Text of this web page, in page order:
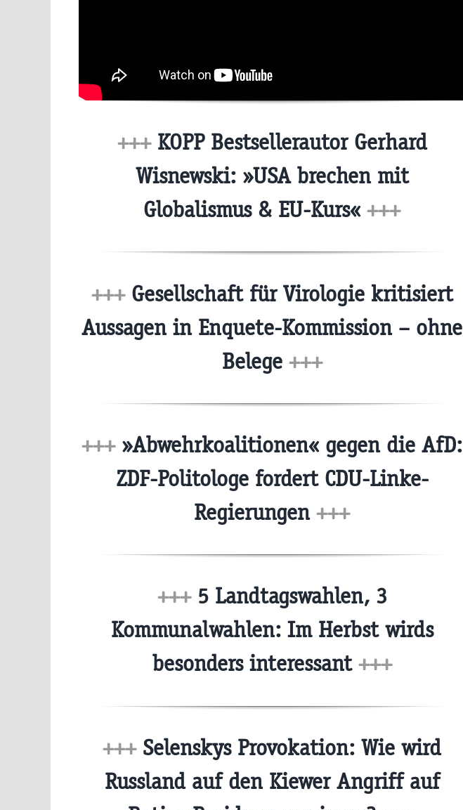
+++KOPP Bestsellerautor Gerhard
Wisnewski: »USA brechen mit
Globalismus & EU-Kurs« +++
+++Gesellschaft für Virologie kritisiert
Aussagen in Enquete-Kommission – ohne
Belege +++
+++»Abwehrkoalitionen« gegen die AfD:
ZDF-Politologe fordert CDU-Linke-
Regierungen +++
+++5 Landtagswahlen, 3
Kommunalwahlen: Im Herbst wirds
besonders interessant +++
+++Selenskys Provokation: Wie wird
Russland auf den Kiewer Angriff auf